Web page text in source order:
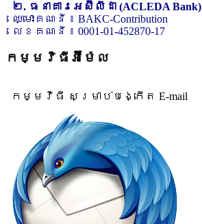
២. ធនាគារអេស៊ីលីដា (ACLEDA Bank)
ឈ្មោះគណនី ៖ BAKC-Contribution
លេខគណនី ៖ 0001-01-452870-17
កម្មវិធីអ៊ីម៉ែល
កម្មវិធី សម្រាប់បង្កើត E-mail